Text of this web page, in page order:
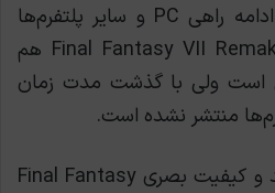
خواهد بود و احتمالاََ در ادامه راهی PC و سایر پلتفرم‌ها
خواهد شد. البته بازی Final Fantasy VII Remake هم
است ولی با گذشت مدت زمان
منتشر نشده است.
در خصوص بودجه‌ی تولید و کیفیت بصری Final Fantasy